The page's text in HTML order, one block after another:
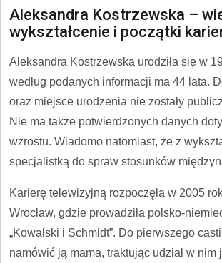
Aleksandra Kostrzewska –
wykształcenie i początki
Aleksandra Kostrzewska urodziła się w
według podanych informacji ma 44 lata.
oraz miejsce urodzenia nie zostały
Nie ma także potwierdzonych danych
wzrostu. Wiadomo natomiast, że z
specjalistką do spraw stosunków
Karierę telewizyjną rozpoczęła w 2005
Wrocław, gdzie prowadziła polsko-
„Kowalski i Schmidt”. Do pierwszego
namówić ją mama, traktując udział w nim